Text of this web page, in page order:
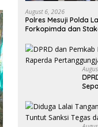
August 6, 2026
Polres Mesuji Polda
Forkopimda dan